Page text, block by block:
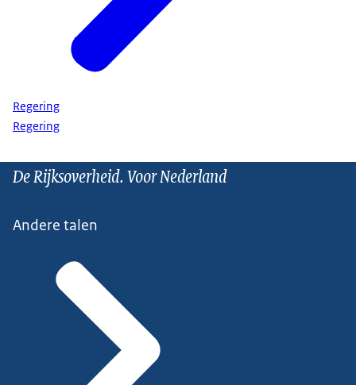
Regering
Regering
De Rijksoverheid. Voor Nederland
Andere talen